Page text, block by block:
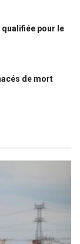
qualifiée pour le
de mort